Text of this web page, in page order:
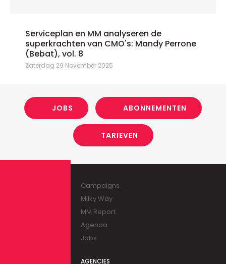
Serviceplan en MM analyseren de
superkrachten van CMO's: Mandy Perrone
(Bebat), vol. 8
Zaterdag 29 November 2025
JOBS ABONNEMENTEN
TARIEVEN
Campaigns
Milky Way
MM Report
Agenda
Jobs
AGENCIES